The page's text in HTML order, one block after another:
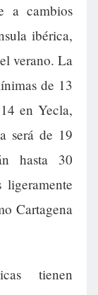
a cambios
ibérica,
verano. La
de 13
en Yecla,
será de 19
hasta 30
Cartagena
tienen